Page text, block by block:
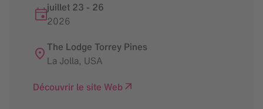
juillet 23 - 26
2026
The Lodge Torrey Pines
La Jolla, USA
Découvrir le site Web